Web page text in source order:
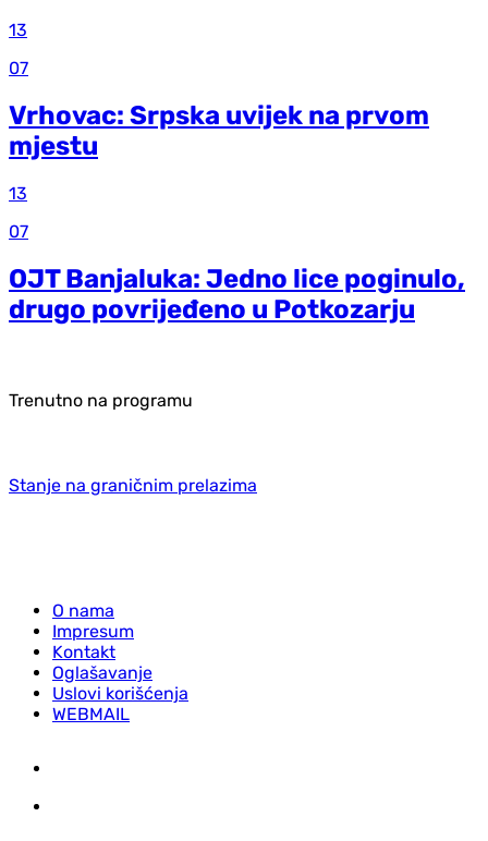
13
07
Vrhovac: Srpska uvijek na prvom
mjestu
13
07
OJT Banjaluka: Jedno lice poginulo,
drugo povrijeđeno u Potkozarju
Trenutno na programu
Stanje na graničnim prelazima
O nama
Impresum
Kontakt
Oglašavanje
Uslovi korišćenja
WEBMAIL